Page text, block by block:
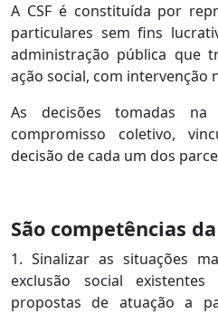
A CSF é constituída por
particulares sem fins
administração pública que
ação social, com intervenção
As decisões tomadas na
compromisso coletivo,
decisão de cada um dos
São competências da
1. Sinalizar as situações
exclusão social
propostas de atuação a